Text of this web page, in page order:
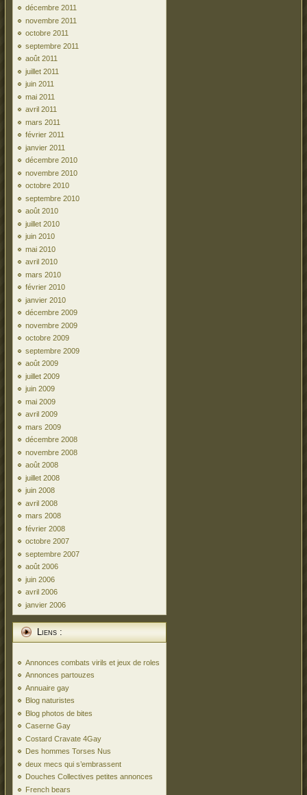
décembre 2011
novembre 2011
octobre 2011
septembre 2011
août 2011
juillet 2011
juin 2011
mai 2011
avril 2011
mars 2011
février 2011
janvier 2011
décembre 2010
novembre 2010
octobre 2010
septembre 2010
août 2010
juillet 2010
juin 2010
mai 2010
avril 2010
mars 2010
février 2010
janvier 2010
décembre 2009
novembre 2009
octobre 2009
septembre 2009
août 2009
juillet 2009
juin 2009
mai 2009
avril 2009
mars 2009
décembre 2008
novembre 2008
août 2008
juillet 2008
juin 2008
avril 2008
mars 2008
février 2008
octobre 2007
septembre 2007
août 2006
juin 2006
avril 2006
janvier 2006
Liens :
Annonces combats virils et jeux de roles
Annonces partouzes
Annuaire gay
Blog naturistes
Blog photos de bites
Caserne Gay
Costard Cravate 4Gay
Des hommes Torses Nus
deux mecs qui s’embrassent
Douches Collectives petites annonces
French bears